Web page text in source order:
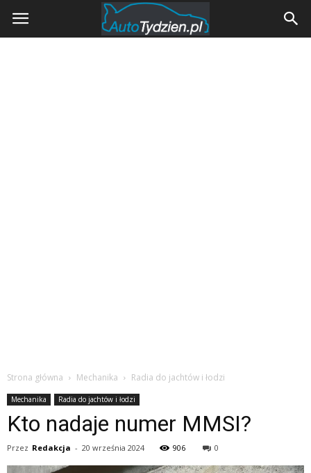
AutoTydzien.pl
Strona główna Mechanika Radia do jachtów i łodzi
Mechanika Radia do jachtów i łodzi
Kto nadaje numer MMSI?
Przez Redakcja - 20 września 2024 906 0